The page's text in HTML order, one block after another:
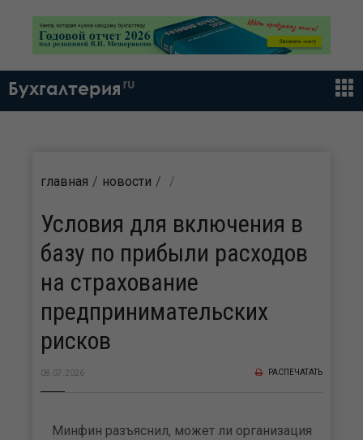
Бухгалтерия ru
главная новости
Условия для включения в
базу по прибыли расходов
на страхование
предпринимательских
рисков
08.07.2026 РАСПЕЧАТАТЬ
Минфин разъяснил, может ли организация